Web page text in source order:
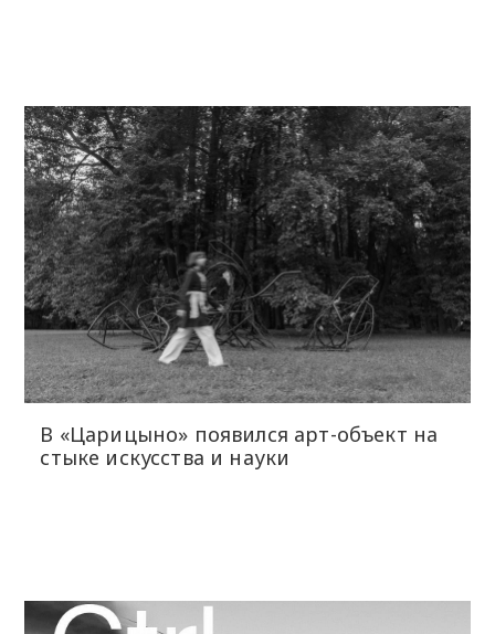
В «Царицыно» появился арт-объект на
стыке искусства и науки